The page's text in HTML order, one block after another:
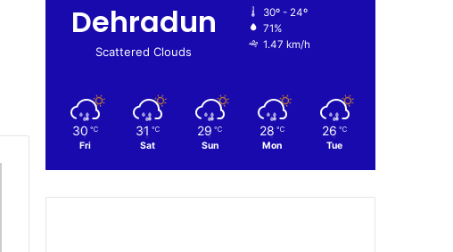
Dehradun
Scattered Clouds
30º - 24º
71%
1.47 km/h
30 ℃
Fri
31 ℃
Sat
29 ℃
Sun
28 ℃
Mon
26 ℃
Tue